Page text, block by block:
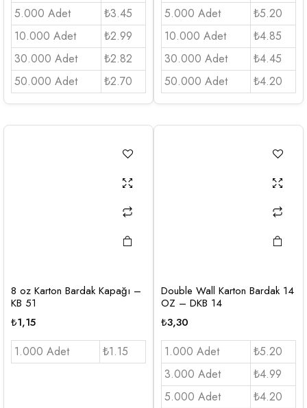
5.000 Adet
₺3.45
10.000 Adet
₺2.99
30.000 Adet
₺2.82
50.000 Adet
₺2.70
5.000 Adet
₺5.20
10.000 Adet
₺4.85
30.000 Adet
₺4.45
50.000 Adet
₺4.20
8 oz Karton Bardak Kapağı –
KB 51
₺1,15
1.000 Adet ₺1.15
Double Wall Karton Bardak 14
OZ – DKB 14
₺3,30
1.000 Adet
₺5.20
3.000 Adet
₺4.99
5.000 Adet
₺4.20